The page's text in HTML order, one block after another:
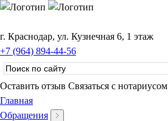
г. Краснодар, ул. Кузнечная 6, 1 этаж
+7 (964) 894-44-56
Оставить отзыв Связаться с нотариусом
Главная
Обращения